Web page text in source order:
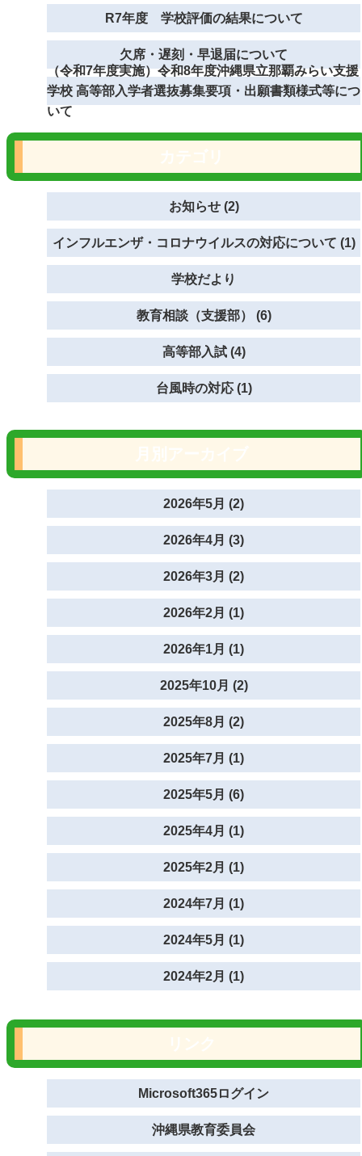
R7年度 学校評価の結果について
欠席・遅刻・早退届について
（令和7年度実施）令和8年度沖縄県立那覇みらい支援
学校 高等部入学者選抜募集要項・出願書類様式等につ
いて
お知らせ (2)
インフルエンザ・コロナウイルスの対応について (1)
学校だより
教育相談（支援部） (6)
高等部入試 (4)
台風時の対応 (1)
2026年5月 (2)
2026年4月 (3)
2026年3月 (2)
2026年2月 (1)
2026年1月 (1)
2025年10月 (2)
2025年8月 (2)
2025年7月 (1)
2025年5月 (6)
2025年4月 (1)
2025年2月 (1)
2024年7月 (1)
2024年5月 (1)
2024年2月 (1)
Microsoft365ログイン
沖縄県教育委員会